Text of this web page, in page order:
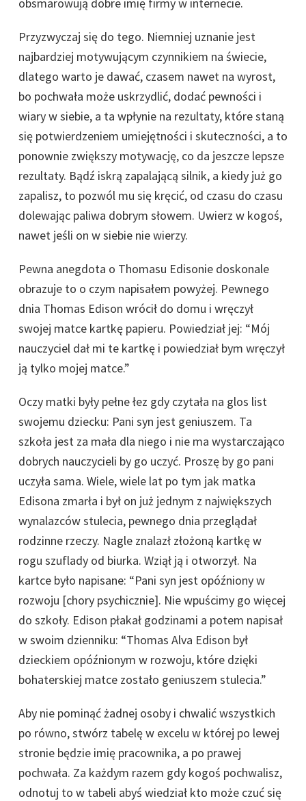
Przyzwyczaj się do tego. Niemniej uznanie jest
najbardziej motywującym czynnikiem na świecie,
dlatego warto je dawać, czasem nawet na wyrost,
bo pochwała może uskrzydlić, dodać pewności i
wiary w siebie, a ta wpłynie na rezultaty, które staną
się potwierdzeniem umiejętności i skuteczności, a to
ponownie zwiększy motywację, co da jeszcze lepsze
rezultaty. Bądź iskrą zapalającą silnik, a kiedy już go
zapalisz, to pozwól mu się kręcić, od czasu do czasu
dolewając paliwa dobrym słowem. Uwierz w kogoś,
nawet jeśli on w siebie nie wierzy.
Pewna anegdota o Thomasu Edisonie doskonale
obrazuje to o czym napisałem powyżej. Pewnego
dnia Thomas Edison wrócił do domu i wręczył
swojej matce kartkę papieru. Powiedział jej: “Mój
nauczyciel dał mi te kartkę i powiedział bym wręczył
ją tylko mojej matce.”
Oczy matki były pełne łez gdy czytała na glos list
swojemu dziecku: Pani syn jest geniuszem. Ta
szkoła jest za mała dla niego i nie ma wystarczająco
dobrych nauczycieli by go uczyć. Proszę by go pani
uczyła sama. Wiele, wiele lat po tym jak matka
Edisona zmarła i był on już jednym z największych
wynalazców stulecia, pewnego dnia przeglądał
rodzinne rzeczy. Nagle znalazł złożoną kartkę w
rogu szuflady od biurka. Wziął ją i otworzył. Na
kartce było napisane: “Pani syn jest opóźniony w
rozwoju [chory psychicznie]. Nie wpuścimy go więcej
do szkoły. Edison płakał godzinami a potem napisał
w swoim dzienniku: “Thomas Alva Edison był
dzieckiem opóźnionym w rozwoju, które dzięki
bohaterskiej matce zostało geniuszem stulecia.”
Aby nie pominąć żadnej osoby i chwalić wszystkich
po równo, stwórz tabelę w excelu w której po lewej
stronie będzie imię pracownika, a po prawej
pochwała. Za każdym razem gdy kogoś pochwalisz,
odnotuj to w tabeli abyś wiedział kto może czuć się